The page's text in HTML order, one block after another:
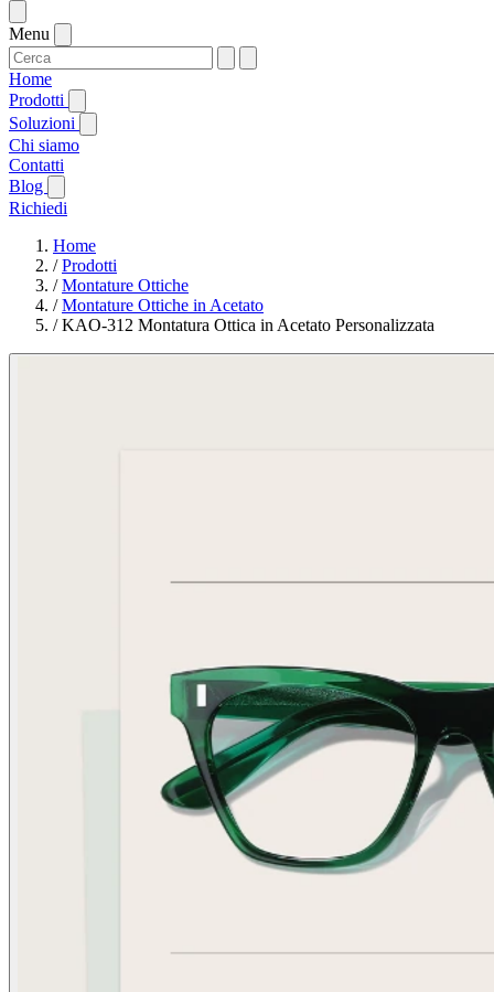
Menu
Home
Prodotti
Soluzioni
Chi siamo
Contatti
Blog
Richiedi
Home
/Prodotti
/Montature Ottiche
/Montature Ottiche in Acetato
/KAO-312 Montatura Ottica in Acetato Personalizzata